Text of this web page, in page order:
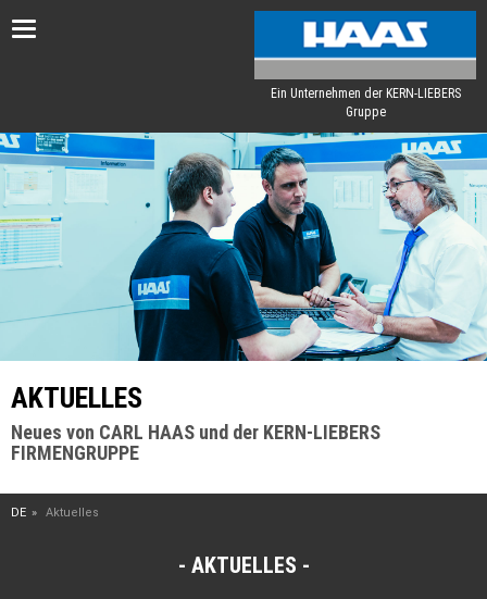
Toggle
Ein Unternehmen der KERN-LIEBERS
Gruppe
AKTUELLES
Neues von CARL HAAS und der KERN-LIEBERS
FIRMENGRUPPE
DE Aktuelles
AKTUELLES